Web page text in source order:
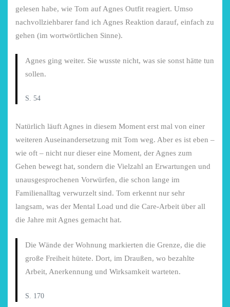
gelesen habe, wie Tom auf Agnes Outfit reagiert. Umso
nachvollziehbarer fand ich Agnes Reaktion darauf, einfach zu
gehen (im wortwörtlichen Sinne).
Agnes ging weiter. Sie wusste nicht, was sie sonst hätte tun
sollen.
S. 54
Natürlich läuft Agnes in diesem Moment erst mal von einer
weiteren Auseinandersetzung mit Tom weg. Aber es ist eben –
wie oft – nicht nur dieser eine Moment, der Agnes zum
Gehen bewegt hat, sondern die Vielzahl an Erwartungen und
unausgesprochenen Vorwürfen, die schon lange im
Familienalltag verwurzelt sind. Tom erkennt nur sehr
langsam, was der Mental Load und die Care-Arbeit über all
die Jahre mit Agnes gemacht hat.
Die Wände der Wohnung markierten die Grenze, die die
große Freiheit hütete. Dort, im Draußen, wo bezahlte
Arbeit, Anerkennung und Wirksamkeit warteten.
S. 170